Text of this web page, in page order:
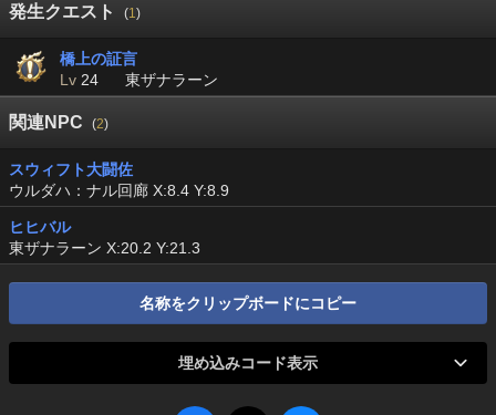
発生クエスト (1)
橋上の証言
Lv 24 東ザナラーン
関連NPC (2)
スウィフト大闘佐
ウルダハ：ナル回廊 X:8.4 Y:8.9
ヒヒバル
東ザナラーン X:20.2 Y:21.3
名称をクリップボードにコピー
埋め込みコード表示